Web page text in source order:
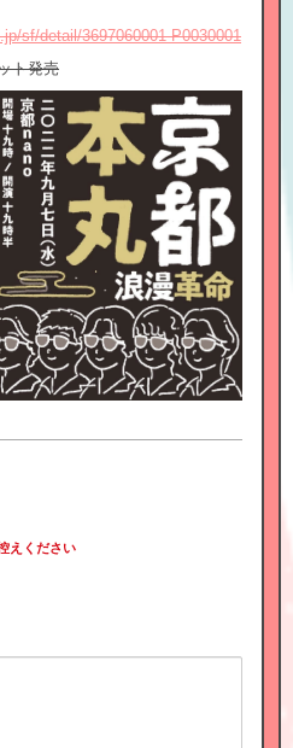
sf/detail/3697060001-P0030001
ト発売
えください